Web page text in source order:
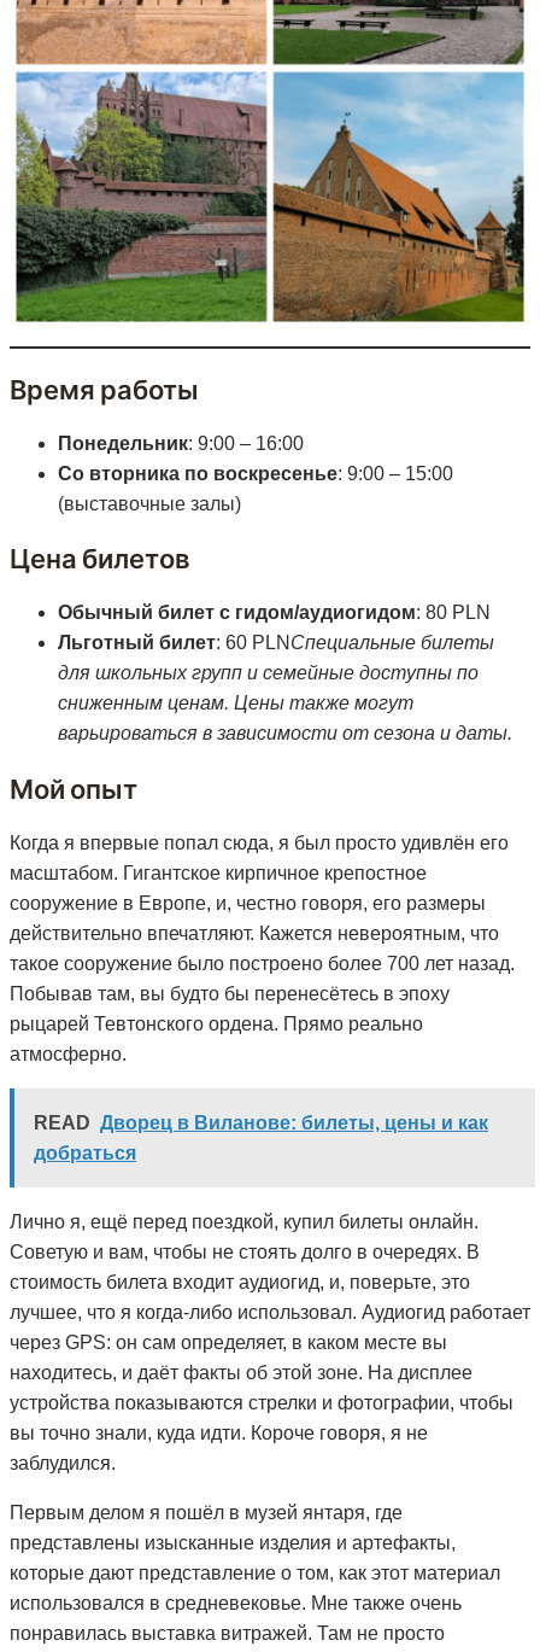
Время работы
Понедельник: 9:00 – 16:00
Со вторника по воскресенье: 9:00 – 15:00
(выставочные залы)
Цена билетов
Обычный билет с гидом/аудиогидом: 80 PLN
Льготный билет: 60 PLN Специальные билеты
для школьных групп и семейные доступны по
сниженным ценам. Цены также могут
варьироваться в зависимости от сезона и даты.
Мой опыт
Когда я впервые попал сюда, я был просто удивлён его
масштабом. Гигантское кирпичное крепостное
сооружение в Европе, и, честно говоря, его размеры
действительно впечатляют. Кажется невероятным, что
такое сооружение было построено более 700 лет назад.
Побывав там, вы будто бы перенесётесь в эпоху
рыцарей Тевтонского ордена. Прямо реально
атмосферно.
READ Дворец в Виланове: билеты, цены и как
добраться
Лично я, ещё перед поездкой, купил билеты онлайн.
Советую и вам, чтобы не стоять долго в очередях. В
стоимость билета входит аудиогид, и, поверьте, это
лучшее, что я когда-либо использовал. Аудиогид работает
через GPS: он сам определяет, в каком месте вы
находитесь, и даёт факты об этой зоне. На дисплее
устройства показываются стрелки и фотографии, чтобы
вы точно знали, куда идти. Короче говоря, я не
заблудился.
Первым делом я пошёл в музей янтаря, где
представлены изысканные изделия и артефакты,
которые дают представление о том, как этот материал
использовался в средневековье. Мне также очень
понравилась выставка витражей. Там не просто